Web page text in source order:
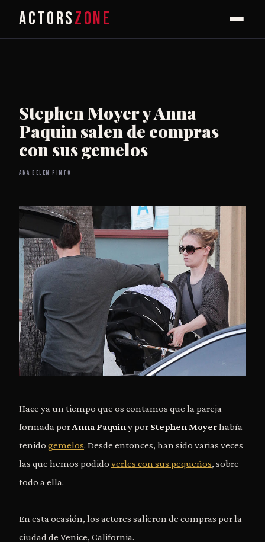
ACTORSZONE
Stephen Moyer y Anna
Paquin salen de compras
con sus gemelos
Ana Belén Pinto
Hace ya un tiempo que os contamos que la pareja
formada porAnna Paquiny por Stephen Moyerhabía
tenido gemelos. Desde entonces, han sido varias veces
las que hemos podido verles con sus pequeños, sobre
todo a ella.
En esta ocasión, los actores salieron de compras por la
ciudad de Venice, California.